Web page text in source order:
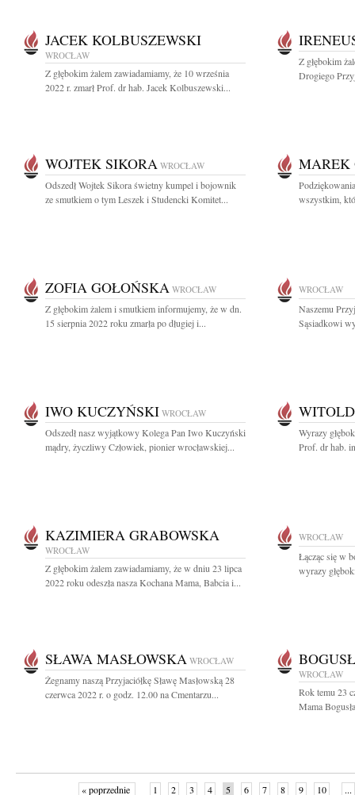
JACEK KOLBUSZEWSKI
WROCŁAW
Z głębokim żalem zawiadamiamy, że 10 września
2022 r. zmarł Prof. dr hab. Jacek Kolbuszewski...
Z głębokim
Drogiego
WOJTEK SIKORA WROCŁAW
Odszedł Wojtek Sikora świetny kumpel i bojownik
ze smutkiem o tym Leszek i Studencki Komitet...
MAREK
wszystkim,
ZOFIA GOŁOŃSKA WROCŁAW
Z głębokim żalem i smutkiem informujemy, że w dn.
15 sierpnia 2022 roku zmarła po długiej i...
WROCŁAW
Naszemu
Sąsiadkowi
IWO KUCZYŃSKI WROCŁAW
Odszedł nasz wyjątkowy Kolega Pan Iwo Kuczyński
mądry, życzliwy Człowiek, pionier wrocławskiej...
Wyrazy
Prof. dr hab.
KAZIMIERA GRABOWSKA
WROCŁAW
Z głębokim żalem zawiadamiamy, że w dniu 23 lipca
2022 roku odeszła nasza Kochana Mama, Babcia i...
WROCŁAW
Łącząc się w
wyrazy
SŁAWA MASŁOWSKA WROCŁAW
Żegnamy naszą Przyjaciółkę Sławę Masłowską 28
czerwca 2022 r. o godz. 12.00 na Cmentarzu...
WROCŁAW
Rok temu 23
Mama
« poprzednie 1 2 3 4 5 6 7 8 9 10 ...